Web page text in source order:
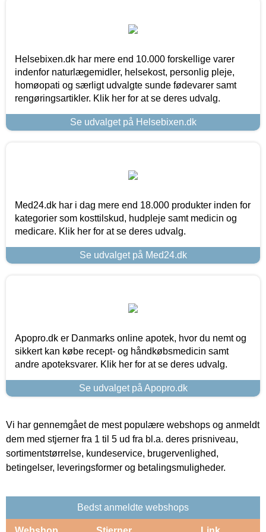
Helsebixen.dk har mere end 10.000 forskellige varer
indenfor naturlægemidler, helsekost, personlig pleje,
homøopati og særligt udvalgte sunde fødevarer samt
rengøringsartikler. Klik her for at se deres udvalg.
Se udvalget på Helsebixen.dk
Med24.dk har i dag mere end 18.000 produkter inden for
kategorier som kosttilskud, hudpleje samt medicin og
medicare. Klik her for at se deres udvalg.
Se udvalget på Med24.dk
Apopro.dk er Danmarks online apotek, hvor du nemt og
sikkert kan købe recept- og håndkøbsmedicin samt
andre apoteksvarer. Klik her for at se deres udvalg.
Se udvalget på Apopro.dk
Vi har gennemgået de mest populære webshops og anmeldt
dem med stjerner fra 1 til 5 ud fra bl.a. deres prisniveau,
sortimentstørrelse, kundeservice, brugervenlighed,
betingelser, leveringsformer og betalingsmuligheder.
Bedst anmeldte webshops